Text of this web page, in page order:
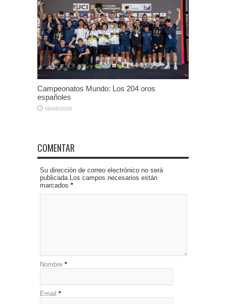
Campeonatos Mundo: Los 204 oros
españoles
06/08/2026
COMENTAR
Su dirección de correo electrónico no será
publicada.Los campos necesarios están
marcados *
Nombre *
Email *